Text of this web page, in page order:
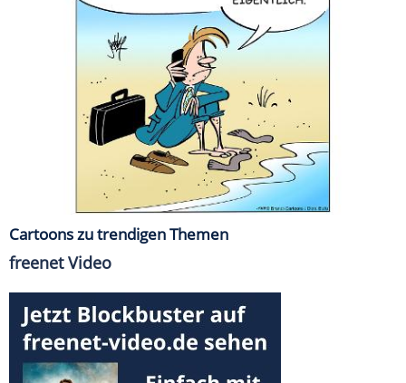
Cartoons zu trendigen Themen
freenet Video